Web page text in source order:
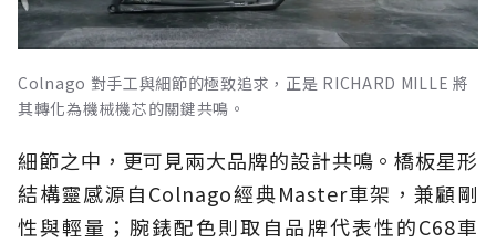
Colnago 對手工與細節的極致追求，正是 RICHARD MILLE 將
其轉化為機械機芯的關鍵共鳴。
細節之中，更可見兩大品牌的設計共鳴。橋板星形
結構靈感源自Colnago經典Master車架，兼顧剛
性與輕量；腕錶配色則取自品牌代表性的C68車